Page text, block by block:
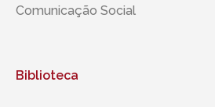
Comunicação Social
Biblioteca